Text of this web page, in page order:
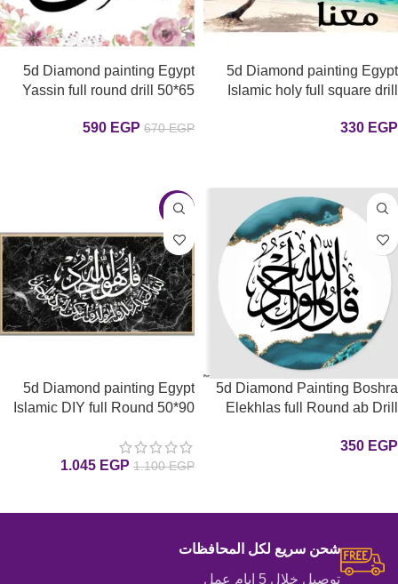
5d Diamond painting Egypt
Islamic holy full square drill
} رسم بالماس
330 EGP
5d Diamond painting Egypt
Yassin full round drill 50*65
670EGP
590 EGP
5d Diamond Painting Boshra
Elekhlas full Round ab Drill
الرسم بالماس
350 EGP
-5%
5d Diamond painting Egypt
Islamic DIY full Round 50*90
بالماس
1.100EGP
1.045 EGP
شحن سريع لكل المحافظات
توصيل خلال 5 ايام عمل